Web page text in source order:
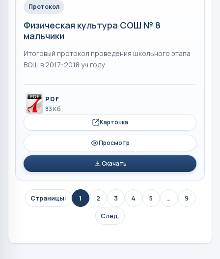
Протокол
Физическая культура СОШ № 8
мальчики
Итоговый протокол проведения школьного этапа
ВОШ в 2017-2018 уч.году
PDF
83 Кб
Карточка
Просмотр
Скачать
Страницы: 1 2 3 4 5 ...
9
След.